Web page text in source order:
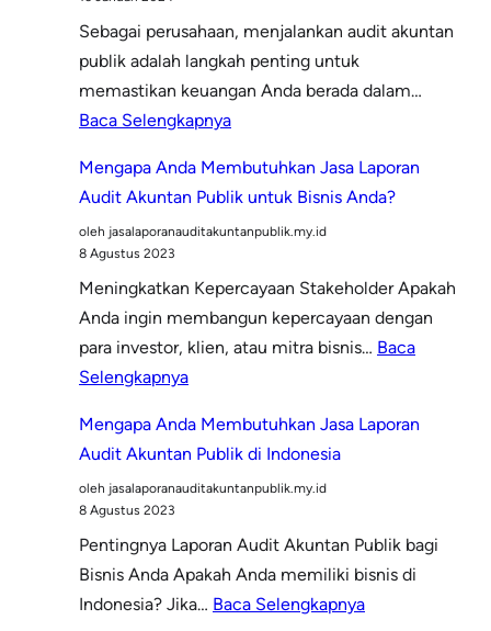
Publik
bagi
Perusahaan
Sebagai perusahaan, menjalankan audit akuntan
publik adalah langkah penting untuk
memastikan keuangan Anda berada dalam…
Baca Selengkapnya:
Audit
Akuntan
Publik
Perusahaan
Mengapa Anda Membutuhkan Jasa Laporan
Audit Akuntan Publik untuk Bisnis Anda?
oleh jasalaporanauditakuntanpublik.my.id
8 Agustus 2023
Meningkatkan Kepercayaan Stakeholder Apakah
Anda ingin membangun kepercayaan dengan
para investor, klien, atau mitra bisnis… Baca
Selengkapnya:
Anda
Membutuhkan
Jasa
Audit
Akuntan
Publik
Mengapa Anda Membutuhkan Jasa Laporan
Audit Akuntan Publik di Indonesia
oleh jasalaporanauditakuntanpublik.my.id
8 Agustus 2023
Pentingnya Laporan Audit Akuntan Publik bagi
Bisnis Anda Apakah Anda memiliki bisnis di
Indonesia? Jika… Baca Selengkapnya: